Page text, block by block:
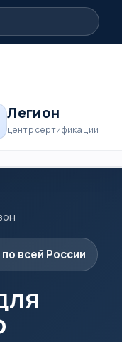
Легион
центр сертификации
всей России